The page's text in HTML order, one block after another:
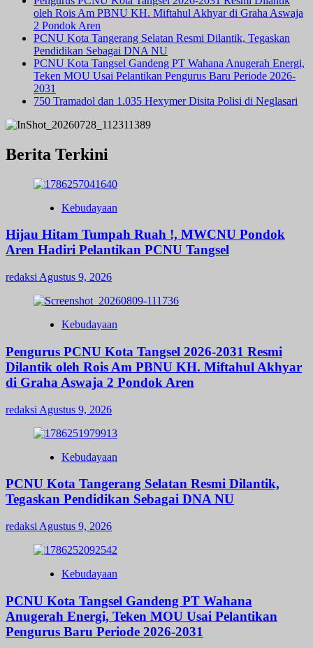
oleh Rois Am PBNU KH. Miftahul Akhyar di Graha Aswaja
2 Pondok Aren
PCNU Kota Tangerang Selatan Resmi Dilantik, Tegaskan
Pendidikan Sebagai DNA NU
PCNU Kota Tangsel Gandeng PT Wahana Anugerah Energi,
Teken MOU Usai Pelantikan Pengurus Baru Periode 2026-
2031
750 Tramadol dan 1.035 Hexymer Disita Polisi di Neglasari
Berita Terkini
Kebudayaan
Hijau Hitam Tumpah Ruah !, MWCNU Pondok
Aren Hadiri Pelantikan PCNU Tangsel
redaksi Agustus 9, 2026
Kebudayaan
Pengurus PCNU Kota Tangsel 2026-2031 Resmi
Dilantik oleh Rois Am PBNU KH. Miftahul Akhyar
di Graha Aswaja 2 Pondok Aren
redaksi Agustus 9, 2026
Kebudayaan
PCNU Kota Tangerang Selatan Resmi Dilantik,
Tegaskan Pendidikan Sebagai DNA NU
redaksi Agustus 9, 2026
Kebudayaan
PCNU Kota Tangsel Gandeng PT Wahana
Anugerah Energi, Teken MOU Usai Pelantikan
Pengurus Baru Periode 2026-2031